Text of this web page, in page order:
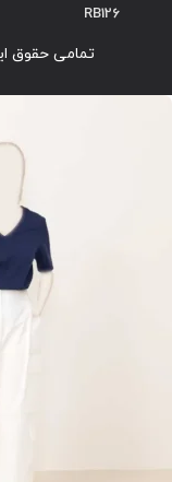
RB126
تمامی حقوق